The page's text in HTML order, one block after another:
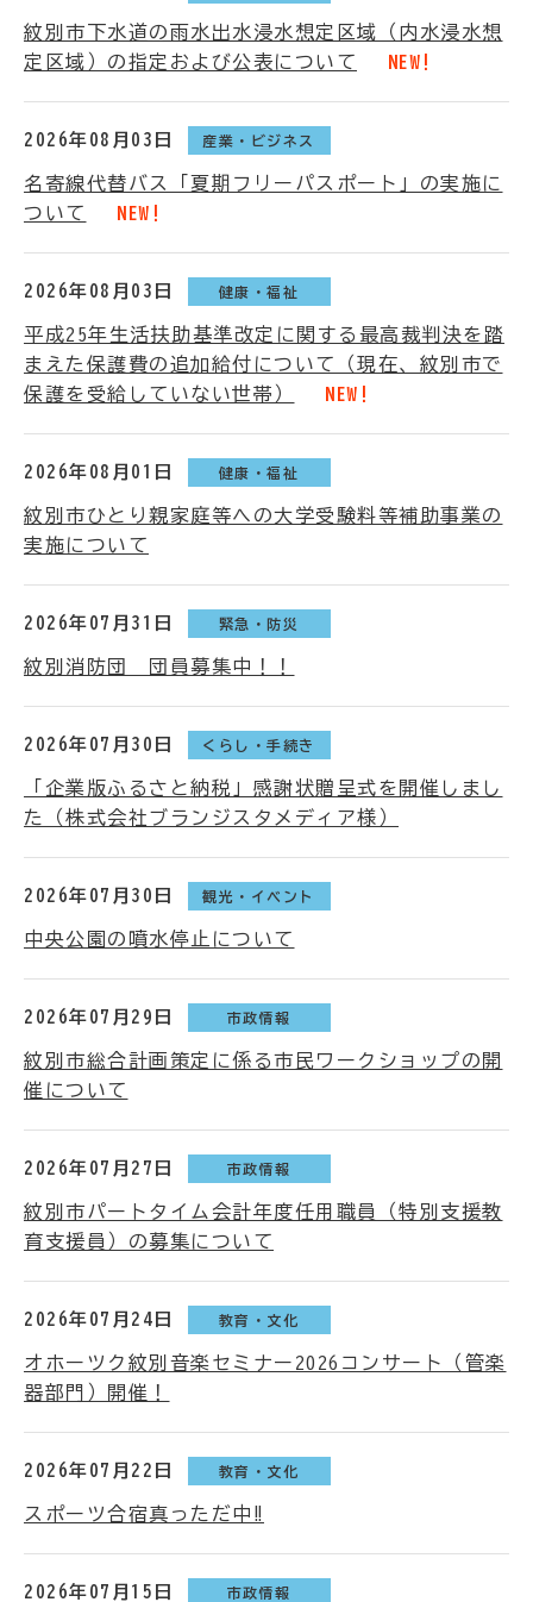
紋別市下水道の雨水出水浸水想定区域（内水浸水想
定区域）の指定および公表について
NEW!
2026年08月03日 産業・ビジネス
名寄線代替バス「夏期フリーパスポート」の実施に
ついて
NEW!
2026年08月03日 健康・福祉
平成25年生活扶助基準改定に関する最高裁判決を踏
まえた保護費の追加給付について（現在、紋別市で
保護を受給していない世帯）
NEW!
2026年08月01日 健康・福祉
紋別市ひとり親家庭等への大学受験料等補助事業の
実施について
2026年07月31日 緊急・防災
紋別消防団 団員募集中！！
2026年07月30日 くらし・手続き
「企業版ふるさと納税」感謝状贈呈式を開催しまし
た（株式会社ブランジスタメディア様）
2026年07月30日 観光・イベント
中央公園の噴水停止について
2026年07月29日 市政情報
紋別市総合計画策定に係る市民ワークショップの開
催について
2026年07月27日 市政情報
紋別市パートタイム会計年度任用職員（特別支援教
育支援員）の募集について
2026年07月24日 教育・文化
オホーツク紋別音楽セミナー2026コンサート（管楽
器部門）開催！
2026年07月22日 教育・文化
スポーツ合宿真っただ中‼
2026年07月15日 市政情報